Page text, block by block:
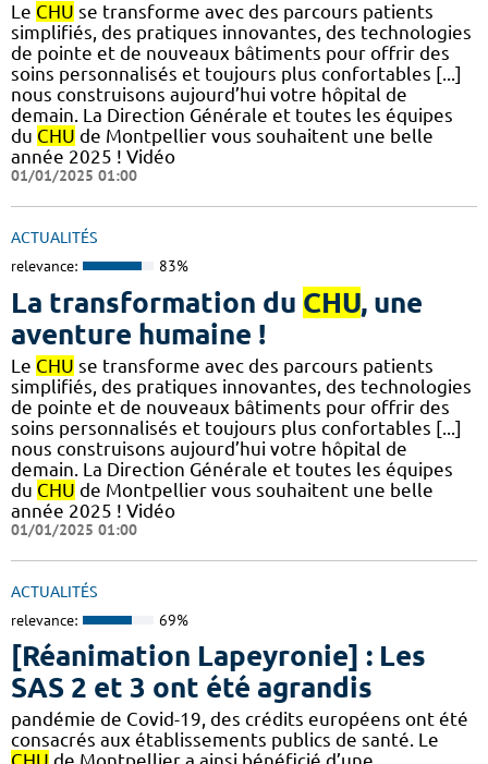
Le CHU se transforme avec des parcours patients
simplifiés, des pratiques innovantes, des technologies
de pointe et de nouveaux bâtiments pour offrir des
soins personnalisés et toujours plus confortables [...]
nous construisons aujourd’hui votre hôpital de
demain. La Direction Générale et toutes les équipes
du CHU de Montpellier vous souhaitent une belle
année 2025 ! Vidéo
01/01/2025 01:00
ACTUALITÉS
relevance: 83%
La transformation du CHU, une
aventure humaine !
Le CHU se transforme avec des parcours patients
simplifiés, des pratiques innovantes, des technologies
de pointe et de nouveaux bâtiments pour offrir des
soins personnalisés et toujours plus confortables [...]
nous construisons aujourd’hui votre hôpital de
demain. La Direction Générale et toutes les équipes
du CHU de Montpellier vous souhaitent une belle
année 2025 ! Vidéo
01/01/2025 01:00
ACTUALITÉS
relevance: 69%
[Réanimation Lapeyronie] : Les
SAS 2 et 3 ont été agrandis
pandémie de Covid-19, des crédits européens ont été
consacrés aux établissements publics de santé. Le